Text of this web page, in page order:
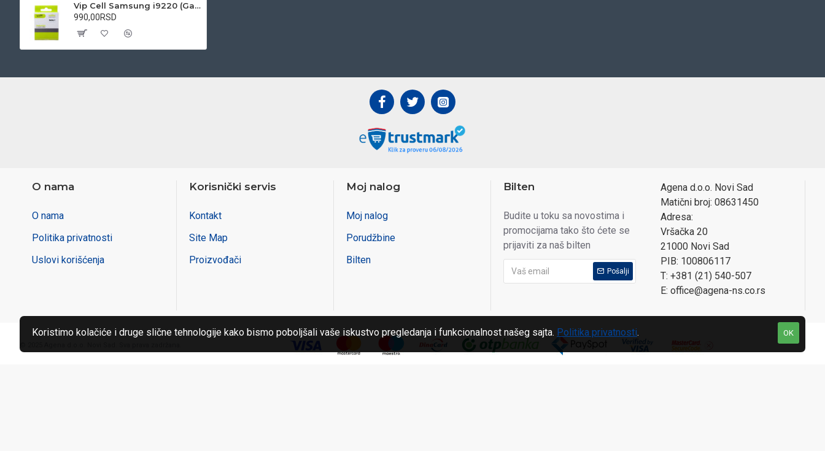
Vip Cell Samsung i9220 (Galaxy Note) 3.7V Li-ion baterija za mobilni telefon
990,00RSD
O nama
O nama
Politika privatnosti
Uslovi korišćenja
Korisnički servis
Kontakt
Site Map
Proizvođači
Moj nalog
Moj nalog
Porudžbine
Bilten
Bilten
Budite u toku sa novostima i
promocijama tako što ćete se
prijaviti za naš bilten
Pošalji
Agena d.o.o. Novi Sad
Matični broj: 08631450
Adresa:
Vršačka 20
21000 Novi Sad
PIB: 100806117
T: +381 (21) 540-507
E: office@agena-ns.co.rs
OK
Koristimo kolačiće i druge slične tehnologije kako bismo poboljšali vaše iskustvo pregledanja i funkcionalnost našeg sajta. Politika privatnosti.